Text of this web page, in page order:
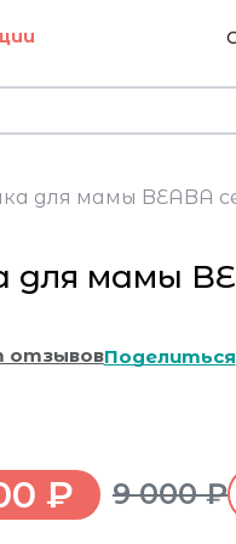
для мамы BEABA
для мамы
отзывовПоделиться
₽ 9 000 ₽